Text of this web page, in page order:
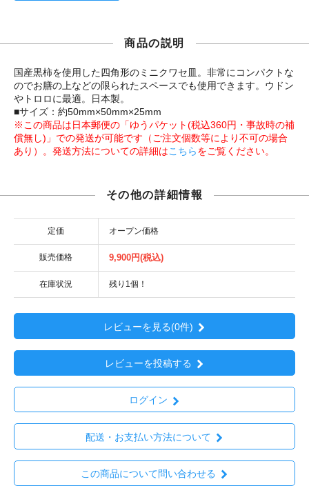
商品の説明
国産黒柿を使用した四角形のミニクワセ皿。非常にコンパクトな
のでお膳の上などの限られたスペースでも使用できます。ウドン
やトロロに最適。日本製。
■サイズ：約50mm×50mm×25mm
※この商品は日本郵便の「ゆうパケット(税込360円・事故時の補
償無し)」での発送が可能です（ご注文個数等により不可の場合
あり）。発送方法についての詳細はこちらをご覧ください。
その他の詳細情報
定価 オープン価格
販売価格 9,900円(税込)
在庫状況 残り1個！
レビューを見る(0件)
レビューを投稿する
ログイン
配送・お支払い方法について
この商品について問い合わせる